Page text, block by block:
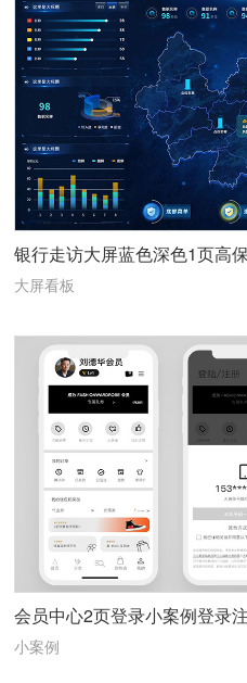
银行走访大屏蓝色深色1页高
大屏看板
会员中心2页登录小案例登录
小案例